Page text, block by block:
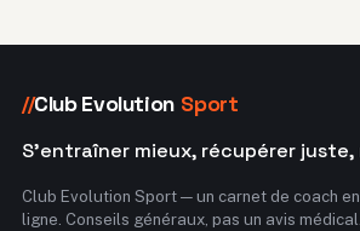
//Club Evolution Sport
S'entraîner mieux, récupérer
Club Evolution Sport — un carnet de coach en
ligne. Conseils généraux, pas un avis médical.